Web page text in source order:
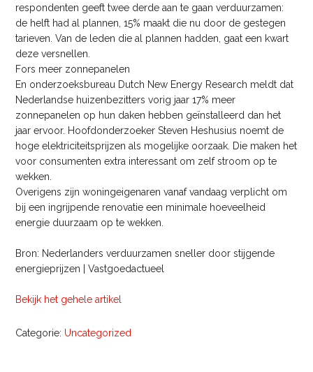
respondenten geeft twee derde aan te gaan verduurzamen:
de helft had al plannen, 15% maakt die nu door de gestegen
tarieven. Van de leden die al plannen hadden, gaat een kwart
deze versnellen.
Fors meer zonnepanelen
En onderzoeksbureau Dutch New Energy Research meldt dat
Nederlandse huizenbezitters vorig jaar 17% meer
zonnepanelen op hun daken hebben geïnstalleerd dan het
jaar ervoor. Hoofdonderzoeker Steven Heshusius noemt de
hoge elektriciteitsprijzen als mogelijke oorzaak. Die maken het
voor consumenten extra interessant om zelf stroom op te
wekken.
Overigens zijn woningeigenaren vanaf vandaag verplicht om
bij een ingrijpende renovatie een minimale hoeveelheid
energie duurzaam op te wekken.
Bron: Nederlanders verduurzamen sneller door stijgende
energieprijzen | Vastgoedactueel
Bekijk het gehele artikel
Categorie: Uncategorized